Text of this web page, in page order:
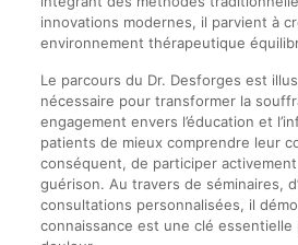
innovations modernes, il parvient à
environnement thérapeutique
Le parcours du Dr. Desforges est
nécessaire pour transformer la
engagement envers l’éducation et
patients de mieux comprendre leur
conséquent, de participer
guérison. Au travers de séminaires,
consultations personnalisées, il
connaissance est une clé